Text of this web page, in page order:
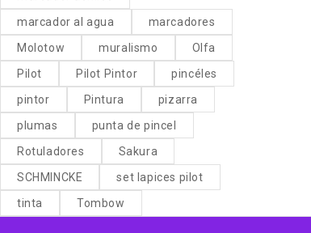
marcador al agua
marcadores
Molotow
muralismo
Olfa
Pilot
Pilot Pintor
pincéles
pintor
Pintura
pizarra
plumas
punta de pincel
Rotuladores
Sakura
SCHMINCKE
set lapices pilot
tinta
Tombow